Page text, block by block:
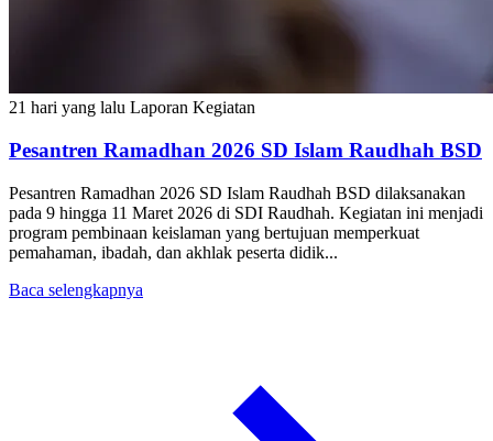
21 hari yang lalu Laporan Kegiatan
Pesantren Ramadhan 2026 SD Islam Raudhah BSD
Pesantren Ramadhan 2026 SD Islam Raudhah BSD dilaksanakan
pada 9 hingga 11 Maret 2026 di SDI Raudhah. Kegiatan ini menjadi
program pembinaan keislaman yang bertujuan memperkuat
pemahaman, ibadah, dan akhlak peserta didik...
Baca selengkapnya